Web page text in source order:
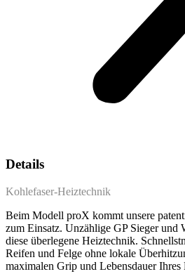
Details
Kohlefaser-Heiztechnik
Beim Modell proX kommt unsere
zum Einsatz. Unzählige GP Sieger und
diese überlegene Heiztechnik.
Reifen und Felge ohne lokale
maximalen Grip und Lebensdauer Ihres